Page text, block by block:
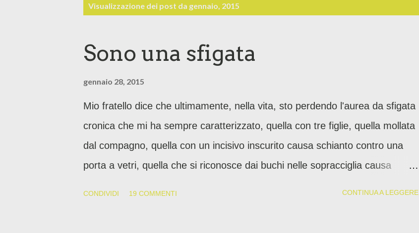
Visualizzazione dei post da gennaio, 2015
Sono una sfigata
gennaio 28, 2015
Mio fratello dice che ultimamente, nella vita, sto perdendo l'aurea da sfigata
cronica che mi ha sempre caratterizzato, quella con tre figlie, quella mollata
dal compagno, quella con un incisivo inscurito causa schianto contro una
porta a vetri, quella che si riconosce dai buchi nelle sopracciglia causa
CONDIVIDI 19 COMMENTI CONTINUA A LEGGERE